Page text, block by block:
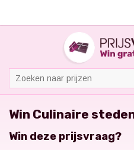
Win Culinaire
Win deze prijsvraag?